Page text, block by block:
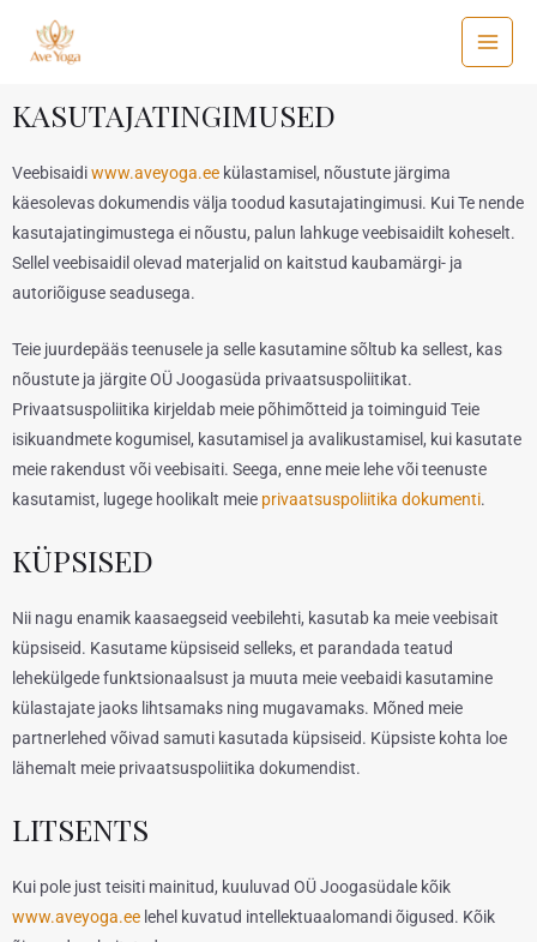
KASUTAJATINGIMUSED
Veebisaidiwww.aveyoga.ee külastamisel, nõustute järgima
käesolevas dokumendis välja toodud kasutajatingimusi. Kui Te nende
kasutajatingimustega ei nõustu, palun lahkuge veebisaidilt koheselt.
Sellel veebisaidil olevad materjalid on kaitstud kaubamärgi- ja
autoriõiguse seadusega.
Teie juurdepääs teenusele ja selle kasutamine sõltub ka sellest, kas
nõustute ja järgite OÜ Joogasüda privaatsuspoliitikat.
Privaatsuspoliitika kirjeldab meie põhimõtteid ja toiminguid Teie
isikuandmete kogumisel, kasutamisel ja avalikustamisel, kui kasutate
meie rakendust või veebisaiti. Seega, enne meie lehe või teenuste
kasutamist, lugege hoolikalt meie privaatsuspoliitika dokumenti.
KÜPSISED
Nii nagu enamik kaasaegseid veebilehti, kasutab ka meie veebisait
küpsiseid. Kasutame küpsiseid selleks, et parandada teatud
lehekülgede funktsionaalsust ja muuta meie veebaidi kasutamine
külastajate jaoks lihtsamaks ning mugavamaks. Mõned meie
partnerlehed võivad samuti kasutada küpsiseid. Küpsiste kohta loe
lähemalt meie privaatsuspoliitika dokumendist.
LITSENTS
Kui pole just teisiti mainitud, kuuluvad OÜ Joogasüdale kõik
www.aveyoga.ee lehel kuvatud intellektuaalomandi õigused. Kõik